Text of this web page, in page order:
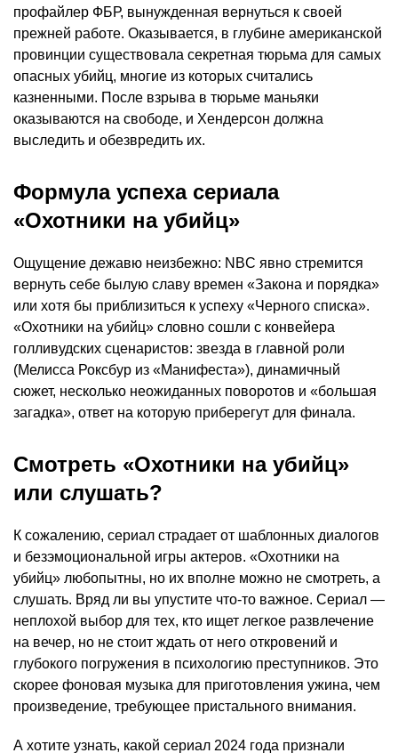
профайлер ФБР, вынужденная вернуться к своей
прежней работе. Оказывается, в глубине американской
провинции существовала секретная тюрьма для самых
опасных убийц, многие из которых считались
казненными. После взрыва в тюрьме маньяки
оказываются на свободе, и Хендерсон должна
выследить и обезвредить их.
Формула успеха сериала
«Охотники на убийц»
Ощущение дежавю неизбежно: NBC явно стремится
вернуть себе былую славу времен «Закона и порядка»
или хотя бы приблизиться к успеху «Черного списка».
«Охотники на убийц» словно сошли с конвейера
голливудских сценаристов: звезда в главной роли
(Мелисса Роксбур из «Манифеста»), динамичный
сюжет, несколько неожиданных поворотов и «большая
загадка», ответ на которую приберегут для финала.
Смотреть «Охотники на убийц»
или слушать?
К сожалению, сериал страдает от шаблонных диалогов
и безэмоциональной игры актеров. «Охотники на
убийц» любопытны, но их вполне можно не смотреть, а
слушать. Вряд ли вы упустите что-то важное. Сериал —
неплохой выбор для тех, кто ищет легкое развлечение
на вечер, но не стоит ждать от него откровений и
глубокого погружения в психологию преступников. Это
скорее фоновая музыка для приготовления ужина, чем
произведение, требующее пристального внимания.
А хотите узнать, какой сериал 2024 года признали